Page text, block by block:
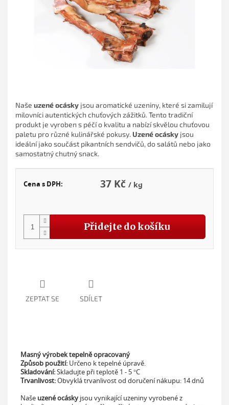
37 Kč
Cena s DPH: / kg
Přidejte do košíku
Naše uzené ocásky jsou aromatické uzeniny, které si zamilují
milovníci autentických chuťových zážitků. Tento tradiční
produkt je vyroben s péčí o kvalitu a nabízí skvělou chuťovou
paletu pro různé kulinářské pokusy. Uzené ocásky jsou
ideální jako součást pikantních sendvičů, do salátů nebo jako
samostatný chutný snack.
ZEPTAT SE SDÍLET
Masný výrobek tepelně opracovaný
Způsob použití: Určeno k tepelné úpravě.
Skladování:Skladujte při teplotě 1 - 5 °C
Trvanlivost:Obvyklá trvanlivost od doručení nákupu: 14 dnů
Naše uzené ocásky jsou vynikající uzeniny vyrobené z